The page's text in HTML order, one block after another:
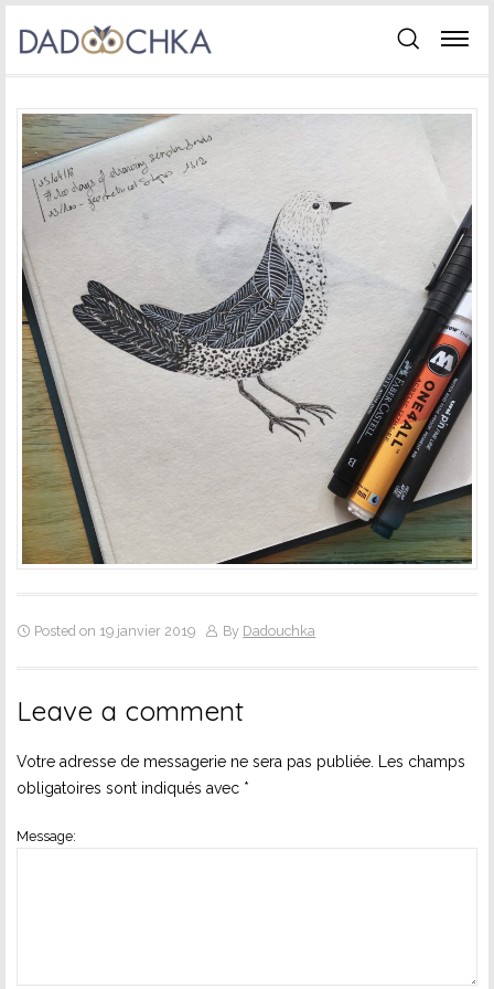
Posted on 19 janvier 2019 By Dadouchka
Leave a comment
Votre adresse de messagerie ne sera pas publiée.
Les champs
obligatoires sont indiqués avec *
Message: